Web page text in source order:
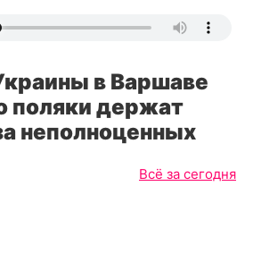
в Варшаве
поляки держат
неполноценных
Всё за сегодня